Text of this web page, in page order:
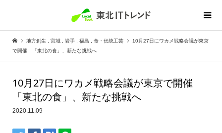
地方創生 宮城 岩手 福島 食・伝統工芸
10月27日にワカメ戦略会議が東京
で開催 「東北の食」、新たな挑戦へ
10月27日にワカメ戦略会議が東京で開催
「東北の食」、新たな挑戦へ
2020.11.09